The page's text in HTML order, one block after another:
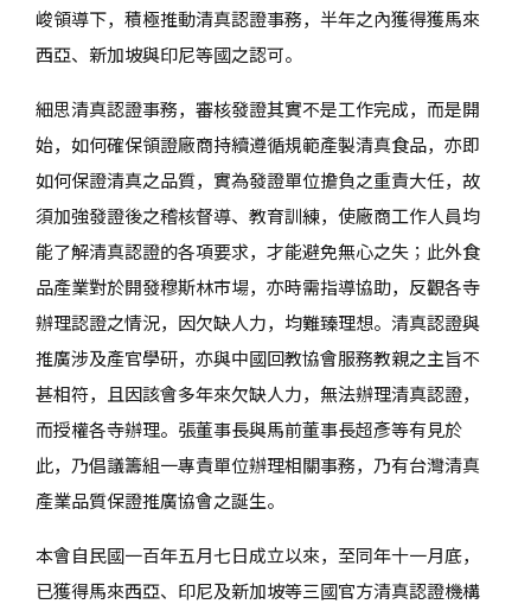
峻領導下，積極推動清真認證事務，半年之內獲得獲馬來
西亞、新加坡與印尼等國之認可。
細思清真認證事務，審核發證其實不是工作完成，而是開
始，如何確保領證廠商持續遵循規範產製清真食品，亦即
如何保證清真之品質，實為發證單位擔負之重責大任，故
須加強發證後之稽核督導、教育訓練，使廠商工作人員均
能了解清真認證的各項要求，才能避免無心之失；此外食
品產業對於開發穆斯林市場，亦時需指導協助，反觀各寺
辦理認證之情況，因欠缺人力，均難臻理想。清真認證與
推廣涉及產官學研，亦與中國回教協會服務教親之主旨不
甚相符，且因該會多年來欠缺人力，無法辦理清真認證，
而授權各寺辦理。張董事長與馬前董事長超彥等有見於
此，乃倡議籌組一專責單位辦理相關事務，乃有台灣清真
產業品質保證推廣協會之誕生。
本會自民國一百年五月七日成立以來，至同年十一月底，
已獲得馬來西亞、印尼及新加坡等三國官方清真認證機構